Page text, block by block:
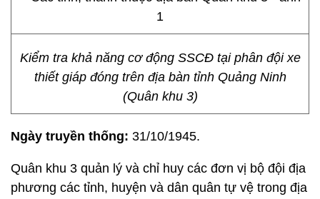
Kiểm tra khả năng cơ động SSCĐ tại phân đội xe
thiết giáp đóng trên địa bàn tỉnh Quảng Ninh
(Quân khu 3)
Ngày truyền thống: 31/10/1945.
Quân khu 3 quản lý và chỉ huy các đơn vị bộ đội địa
phương các tỉnh, huyện và dân quân tự vệ trong địa